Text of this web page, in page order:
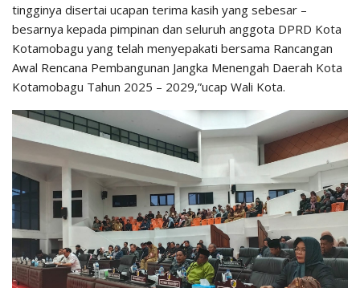
tingginya disertai ucapan terima kasih yang sebesar –
besarnya kepada pimpinan dan seluruh anggota DPRD Kota
Kotamobagu yang telah menyepakati bersama Rancangan
Awal Rencana Pembangunan Jangka Menengah Daerah Kota
Kotamobagu Tahun 2025 – 2029,”ucap Wali Kota.